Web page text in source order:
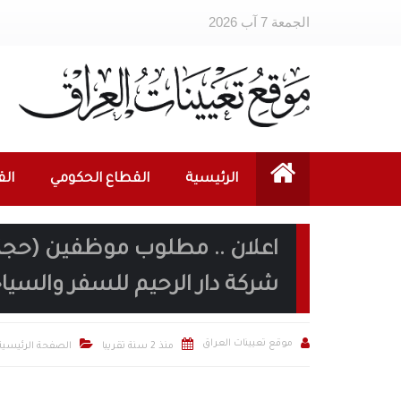
الجمعة 7 آب 2026
الرئيسية القطاع الحكومي
اعلان .. مطلوب موظفين
شركة دار الرحيم للسفر
 موقع تعيينات العراق  منذ 2 سنة تقريبا  الصفحة